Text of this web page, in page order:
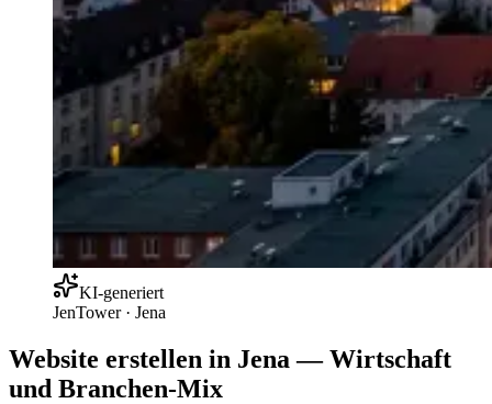
KI-generiert
JenTower· Jena
Website erstellen in Jena — Wirtschaft
und Branchen-Mix